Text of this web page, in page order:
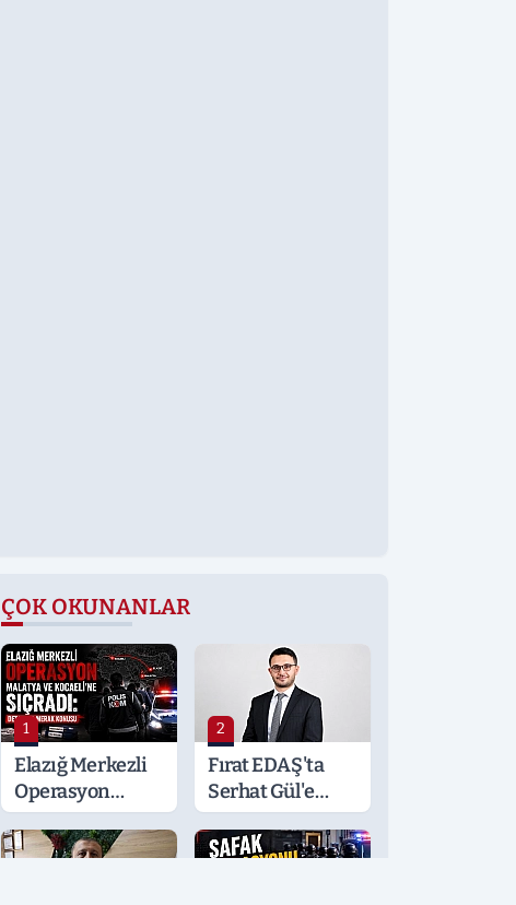
ÇOK OKUNANLAR
1
Elazığ Merkezli
Operasyon
Malatya ve
Kocaeli’ne
2
Fırat EDAŞ'ta
Serhat Gül'e
Önemli Görev